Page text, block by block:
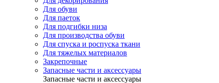
Для обуви
Для паеток
Для подгибки низа
Для производства обуви
Для спуска и роспуска ткани
Для тяжелых материалов
Закрепочные
Запасные части и аксессуары
Запасные части и аксессуары